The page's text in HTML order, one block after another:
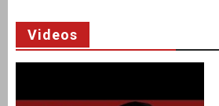
Videos